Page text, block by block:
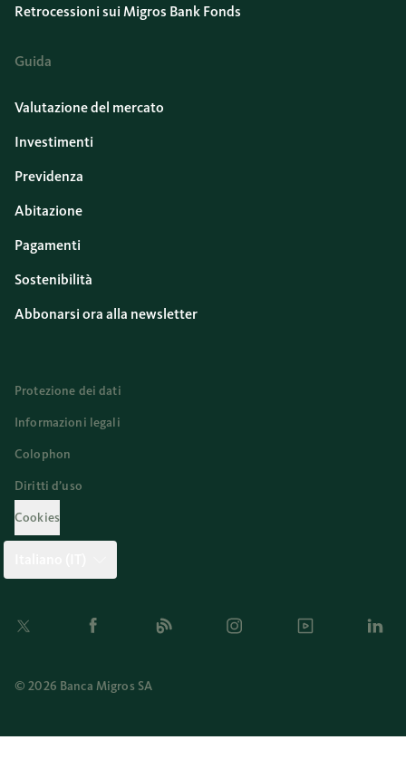
Retrocessioni sui Migros Bank Fonds
Guida
Valutazione del mercato
Investimenti
Previdenza
Abitazione
Pagamenti
Sostenibilità
Abbonarsi ora alla newsletter
Protezione dei dati
Informazioni legali
Colophon
Diritti d’uso
Cookies
Twitter Facebook Blog Instagram Youtube
© 2026 Banca Migros SA